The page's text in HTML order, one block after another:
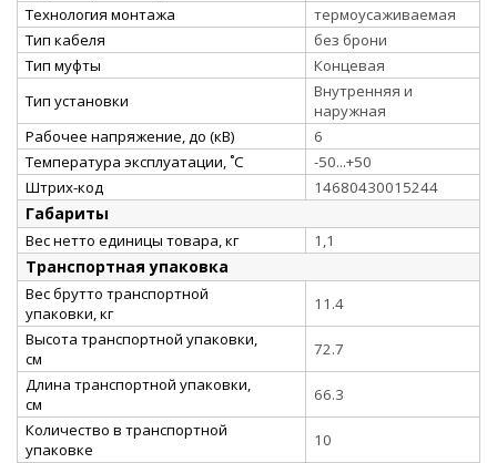
Технология монтажа
термоусаживаемая
Тип кабеля
без брони
Тип муфты
Концевая
Тип установки
Внутренняя и
наружная
Рабочее напряжение, до (кВ)
6
Температура эксплуатации, ˚С
-50...+50
Штрих-код
14680430015244
Габариты
Вес нетто единицы товара, кг 1,1
Транспортная упаковка
Вес брутто транспортной
упаковки, кг
11.4
Высота транспортной упаковки,
см
72.7
Длина транспортной упаковки,
см
66.3
Количество в транспортной
упаковке
10